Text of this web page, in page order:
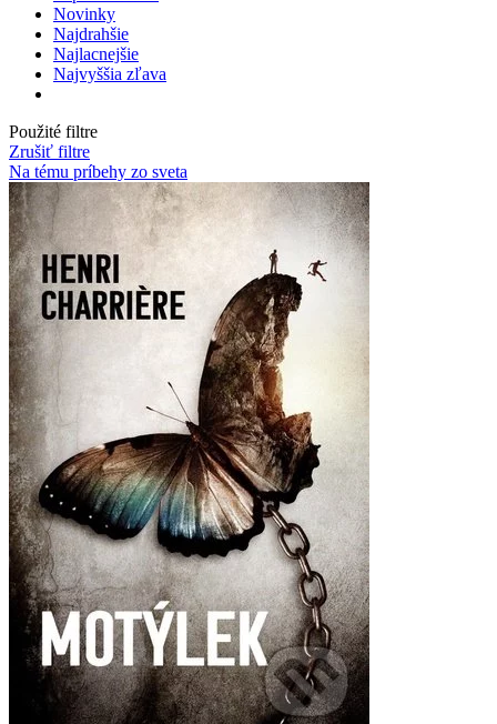
Novinky
Najdrahšie
Najlacnejšie
Najvyššia zľava
Použité filtre
Zrušiť filtre
Na tému príbehy zo sveta